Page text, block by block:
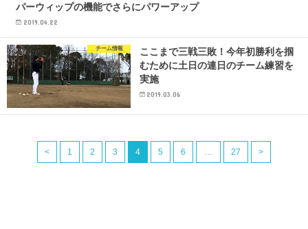
パーウィップの機能でさらにパワーアップ
2019.04.22
チーム情報
ここまで三戦三敗！今年初勝利を掴
むために土日の連日のチーム練習を
実施
2019.03.06
< 1 2 3 4 5 6 … 27 >